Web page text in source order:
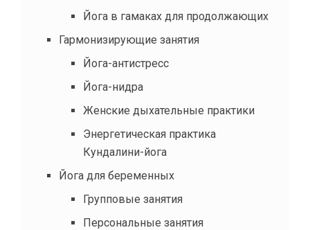
Йога в гамаках для продолжающих
Гармонизирующие занятия
Йога-антистресс
Йога-нидра
Женские дыхательные практики
Энергетическая практика
Кундалини-йога
Йога для беременных
Групповые занятия
Персональные занятия